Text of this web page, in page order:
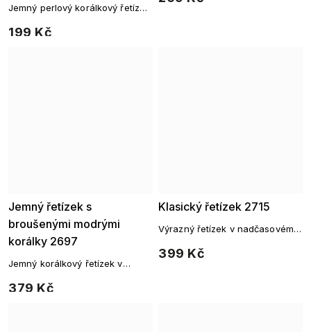
199 Kč
Jemný perlový korálkový řetízek
Jemný řetízek s
broušenými modrými
korálky 2697
379 Kč
Jemný korálkový řetízek v
Klasický řetízek 2715
399 Kč
Výrazný řetízek v nadčasovém